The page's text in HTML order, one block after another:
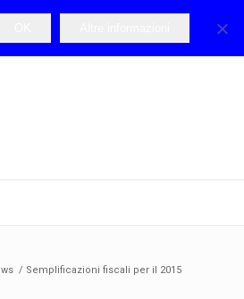
/ Semplificazioni fiscali per il 2015